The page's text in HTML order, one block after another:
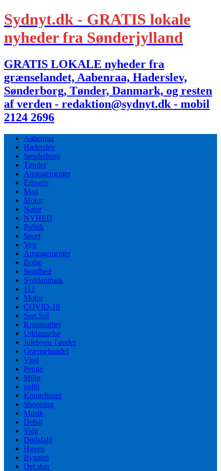
Sydnyt.dk - GRATIS lokale
nyheder fra Sønderjylland
GRATIS LOKALE nyheder fra
grænselandet, Aabenraa, Haderslev,
Sønderborg, Tønder, Danmark, og resten
af verden - redaktion@sydnyt.dk - mobil
2124 2696
Aabenraa
Haderslev
Sønderborg
Tønder
Arrangementer
Erhverv
Mad
Motor
Natur
NYHED
Politik
Sport
Vejr
Arrangementer
Bolig
Sundhed
Syddanmark
112
Motor
COVID-19
Sort Sol
Kriminalitet
Uddannelse
Julebyen Tønder
Grænsehandel
Vind
Penge
Miljø
politi
Kongehuset
Shopping
Musik
Debat
Valg
Dødsfald
Haven
Byggeri
Det sker